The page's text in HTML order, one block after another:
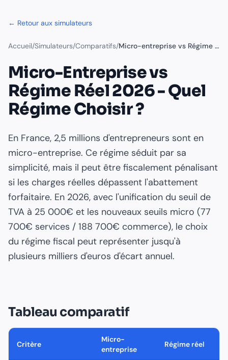
← Retour aux simulateurs
Accueil/Simulateurs/Comparatifs/ Micro-entreprise vs Régime réel
Micro-Entreprise vs
Régime Réel 2026 - Quel
Régime Choisir ?
En France, 2,5 millions d'entrepreneurs sont en
micro-entreprise. Ce régime séduit par sa
simplicité, mais il peut être fiscalement pénalisant
si les charges réelles dépassent l'abattement
forfaitaire. En 2026, avec l'unification du seuil de
TVA à 25 000€ et les nouveaux seuils micro (77
700€ services / 188 700€ commerce), le choix
du régime fiscal peut représenter jusqu'à
plusieurs milliers d'euros d'écart annuel.
Tableau comparatif
Critère
Micro-
entreprise
Régime réel